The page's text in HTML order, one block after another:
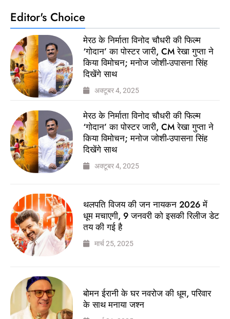
Editor's Choice
मेरठ के निर्माता विनोद चौधरी की फिल्म
‘गोदान’ का पोस्टर जारी, CM रेखा गुप्ता ने
किया विमोचन; मनोज जोशी-उपासना सिंह
दिखेंगे साथ
अक्टूबर 4, 2025
मेरठ के निर्माता विनोद चौधरी की फिल्म
‘गोदान’ का पोस्टर जारी, CM रेखा गुप्ता ने
किया विमोचन; मनोज जोशी-उपासना सिंह
दिखेंगे साथ
अक्टूबर 4, 2025
थलपति विजय की जन नायकन 2026 में
धूम मचाएगी, 9 जनवरी को इसकी रिलीज डेट
तय की गई है
मार्च 25, 2025
बोमन ईरानी के घर नवरोज की धूम, परिवार
के साथ मनाया जश्न